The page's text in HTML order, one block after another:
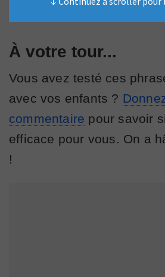
À votre tour...
Vous avez testé ces
avec vos enfants ?
commentaire pour savoir
efficace pour vous. On a
!